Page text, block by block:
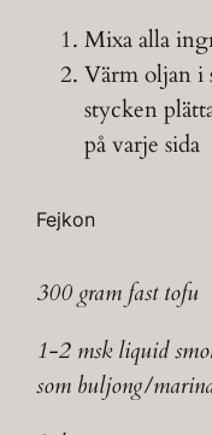
Mixa alla
Värm oljan i
stycken
på varje sida
Fejkon
300 gram fast tofu
1-2 msk liquid
som buljong/